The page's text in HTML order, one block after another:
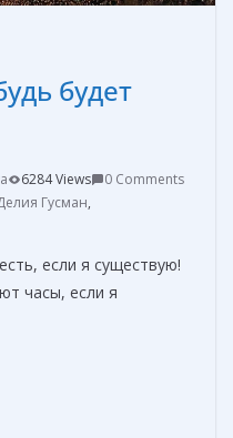
будет
6284 Views
0 Comments
Гусман,
если я существую!
часы, если я